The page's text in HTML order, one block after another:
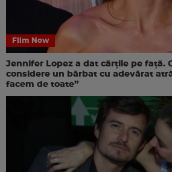
Film Now
Jennifer Lopez a dat cărțile pe față.
considere un bărbat cu adevărat
facem de toate”